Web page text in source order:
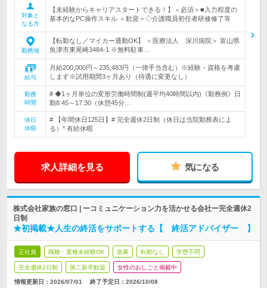
対象と
なる方
【未経験からキャリアスタートできる！】＜必須＞■入力程度の
基本的なPC操作スキル ＜歓迎＞◇介護職員初任者研修修了等
勤務地
【転勤なし／マイカー通勤OK】 ＜医療法人 深川病院＞ 富山県
魚津市東尾崎3484-1 ※無料駐車…
給与
月給200,000円～235,483円（一律手当含む）※経験・資格を考慮
します※試用期間3ヶ月あり（待遇に変更なし）
勤務
時間
# ◆1ヶ月単位の変形労働時間制(週平均40時間以内)《勤務例》日
勤8:45～17:30（休憩45分…
休日
休暇
# 【年間休日125日】# 完全週休2日制（休日は当院勤務表によ
る）* 有給休暇
求人詳細を見る 気になる
株式会社家族の窓口 | ーコミュニケーション力を活かせる会社ー完全週休2
日制
★初掲載★人生の終活をサポートする【 終活アドバイザー 】
正社員 職種・業種未経験OK 急募 転勤なし 学歴不問
完全週休2日制 第二新卒歓迎 女性のおしごと掲載中
情報更新日：2026/07/01 終了予定日： 2026/10/08